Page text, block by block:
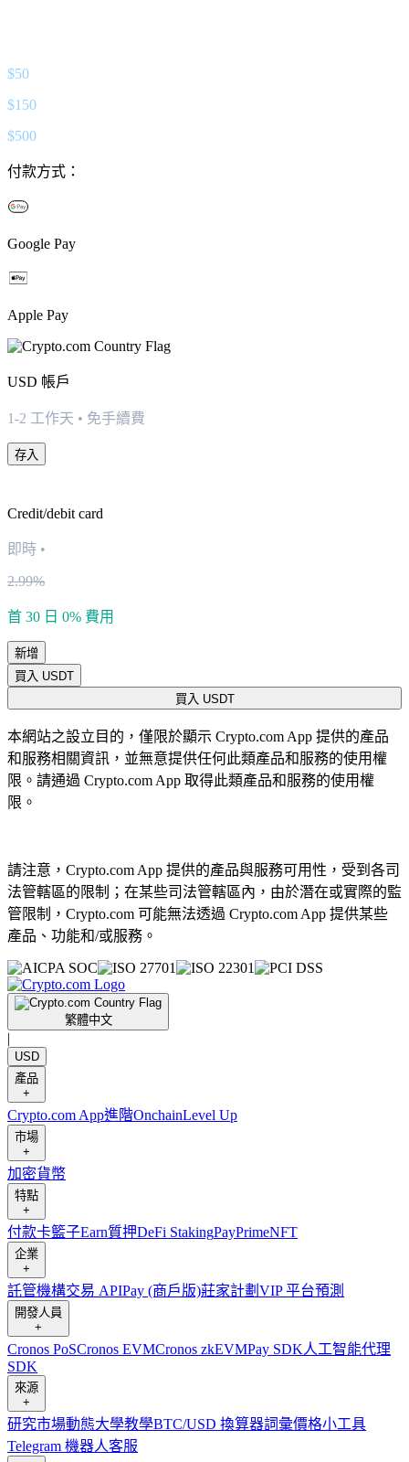
$50
$150
$500
付款方式：
Google Pay
Apple Pay
USD 帳戶
1-2 工作天 • 免手續費
存入
Credit/debit card
即時 •
2.99%
首 30 日 0% 費用
新增
買入 USDT
買入 USDT
本網站之設立目的，僅限於顯示 Crypto.com App 提供的產品
和服務相關資訊，並無意提供任何此類產品和服務的使用權
限。請通過 Crypto.com App 取得此類產品和服務的使用權
限。
請注意，Crypto.com App 提供的產品與服務可用性，受到各司
法管轄區的限制；在某些司法管轄區內，由於潛在或實際的監
管限制，Crypto.com 可能無法透過 Crypto.com App 提供某些
產品、功能和/或服務。
繁體中文
|
USD
產品
+
Crypto.com App進階OnchainLevel Up
市場
+
加密貨幣
特點
+
付款卡籃子Earn質押DeFi StakingPayPrimeNFT
企業
+
託管機構交易 APIPay (商戶版)莊家計劃 VIP 平台預測
開發人員
+
Cronos PoSCronos EVMCronos zkEVMPay SDK人工智能代理
SDK
來源
+
研究市場動態大學教學BTC/USD 換算器詞彙價格小工具
Telegram 機器人客服